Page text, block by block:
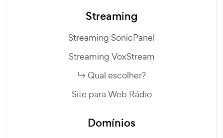
Streaming
Streaming SonicPanel
Streaming VoxStream
Qual escolher?
Site para Web Rádio
Domínios